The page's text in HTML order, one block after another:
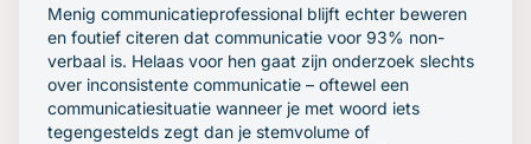
Menig communicatieprofessional blijft echter beweren
en foutief citeren dat communicatie voor 93% non-
verbaal is. Helaas voor hen gaat zijn onderzoek slechts
over inconsistente communicatie – oftewel een
communicatiesituatie wanneer je met woord iets
tegengestelds zegt dan je stemvolume of